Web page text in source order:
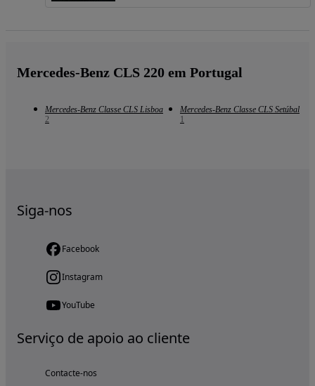
Mercedes-Benz CLS 220 em Portugal
Mercedes-Benz Classe CLS Lisboa
2
Mercedes-Benz Classe CLS Setúbal
1
Siga-nos
Facebook
Instagram
YouTube
Serviço de apoio ao cliente
Contacte-nos